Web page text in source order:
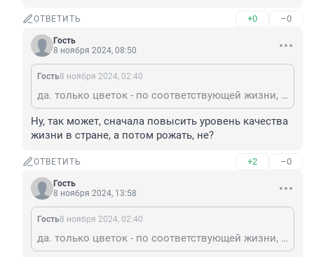
ОТВЕТИТЬ +0 –0
Гость
8 ноября 2024, 08:50
Гость8 ноября 2024, 02:40
да. только цветок - по соответствующей жизни, откройте ссылку да почитайте: жить одичалым с ней в СНТ, при ее работе, как пишут, 24/7, без отца, и пытаться в минуты редкого отдыха-общения что-то в такой резкой менере пояснять, да еще в его "уже 15" - ну, ок, как говорите.
Ну, так может, сначала повысить уровень качества
жизни в стране, а потом рожать, не?
ОТВЕТИТЬ +2 –0
Гость
8 ноября 2024, 13:58
Гость8 ноября 2024, 02:40
да. только цветок - по соответствующей жизни, откройте ссылку да почитайте: жить одичалым с ней в СНТ, при ее работе, как пишут, 24/7, без отца, и пытаться в минуты редкого отдыха-общения что-то в такой резкой менере пояснять, да еще в его "уже 15" - ну, ок, как говорите.